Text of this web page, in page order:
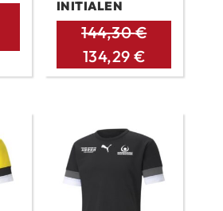
INITIALEN
144,30€
134,29€